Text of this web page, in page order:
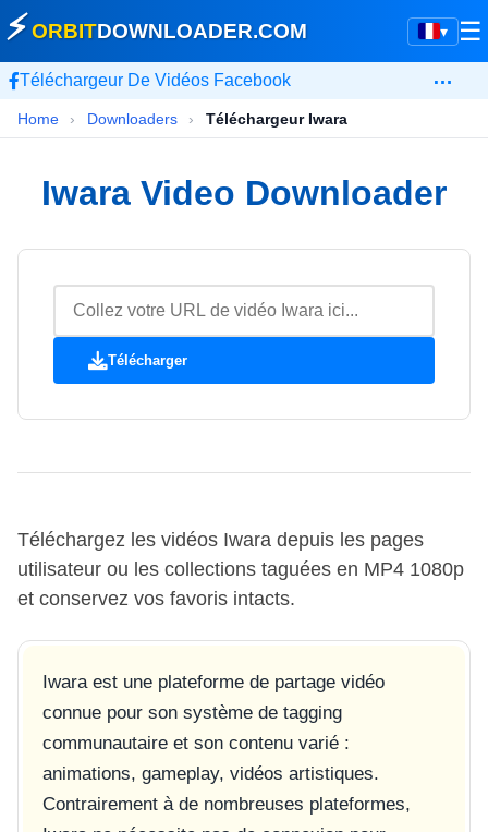
▾
⚡ORBITDOWNLOADER.COM ☰
Téléchargeur De Vidéos Facebook …
Home › Downloaders › Téléchargeur Iwara
Iwara Video Downloader
Télécharger
Téléchargez les vidéos Iwara depuis les pages
utilisateur ou les collections taguées en MP4 1080p
et conservez vos favoris intacts.
Iwara est une plateforme de partage vidéo
connue pour son système de tagging
communautaire et son contenu varié :
animations, gameplay, vidéos artistiques.
Contrairement à de nombreuses plateformes,